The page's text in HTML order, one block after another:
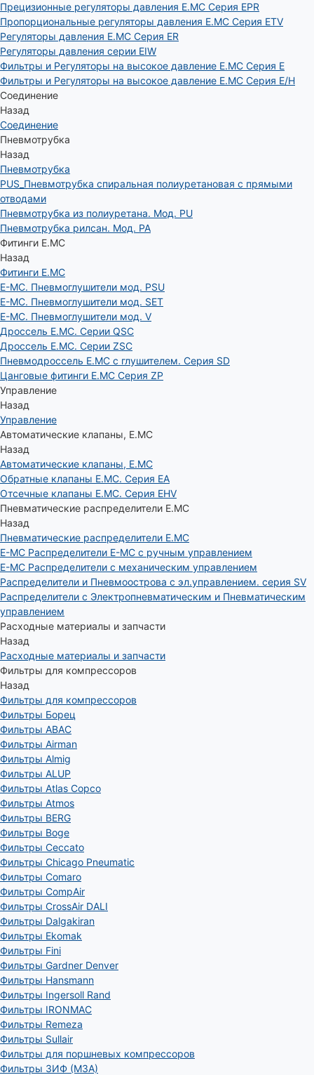
Прецизионные регуляторы давления E.MC Серия EPR
Пропорциональные регуляторы давления E.MC Серия ETV
Регуляторы давления E.MC Серия ER
Регуляторы давления серии EIW
Фильтры и Регуляторы на высокое давление E.MC Серия E
Фильтры и Регуляторы на высокое давление E.MC Серия E/H
Соединение
Назад
Соединение
Пневмотрубка
Назад
Пневмотрубка
PUS_Пневмотрубка спиральная полиуретановая с прямыми
отводами
Пневмотрубка из полиуретана. Мод. РU
Пневмотрубка рилсан. Мод. PA
Фитинги E.MC
Назад
Фитинги E.MC
E-MC. Пневмоглушители мод. PSU
E-MC. Пневмоглушители мод. SET
E-MC. Пневмоглушители мод. V
Дроссель E.MC. Серии QSC
Дроссель E.MC. Серии ZSC
Пневмодроссель E.MC с глушителем. Серия SD
Цанговые фитинги E.MC Серия ZP
Управление
Назад
Управление
Автоматические клапаны, Е.МС
Назад
Автоматические клапаны, Е.МС
Обратные клапаны E.MC. Серия EA
Отсечные клапаны E.MC. Серия EHV
Пневматические распределители E.MC
Назад
Пневматические распределители E.MC
E-MC Распределители E-MC с ручным управлением
E-MC Распределители с механическим управлением
Распределители и Пневмоострова с эл.управлением. серия SV
Распределители с Электропневматическим и Пневматическим
управлением
Расходные материалы и запчасти
Назад
Расходные материалы и запчасти
Фильтры для компрессоров
Назад
Фильтры для компрессоров
Фильтры Борец
Фильтры ABAC
Фильтры Airman
Фильтры Almig
Фильтры ALUP
Фильтры Atlas Copco
Фильтры Atmos
Фильтры BERG
Фильтры Boge
Фильтры Ceccato
Фильтры Chicago Pneumatic
Фильтры Comaro
Фильтры CompAir
Фильтры CrossAir DALI
Фильтры Dalgakiran
Фильтры Ekomak
Фильтры Fini
Фильтры Gardner Denver
Фильтры Hansmann
Фильтры Ingersoll Rand
Фильтры IRONMAC
Фильтры Remeza
Фильтры Sullair
Фильтры для поршневых компрессоров
Фильтры ЗИФ (МЗА)